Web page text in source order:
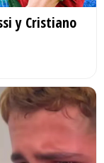
y Cristiano